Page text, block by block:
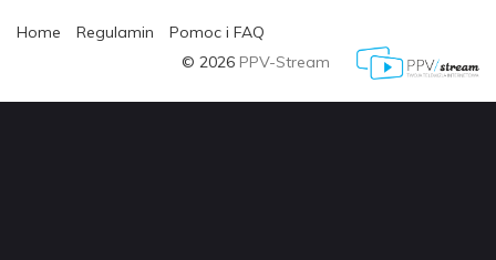
Home Regulamin
Pomoc i FAQ
© 2026 PPV-Stream